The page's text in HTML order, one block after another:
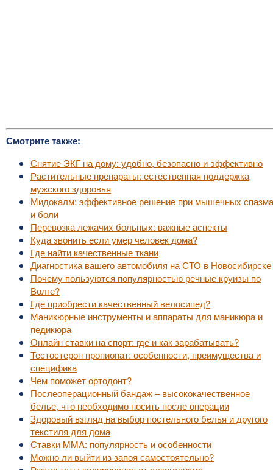
Смотрите также:
Снятие ЭКГ на дому: удобно, безопасно и эффективно
Растительные препараты: естественная поддержка
мужского здоровья
Мидокалм: эффективное решение при мышечных
и боли
Перевозка лежачих больных: важные аспекты
Куда звонить если умер человек дома?
Где найти качественные ткани
Диагностика вашего автомобиля на СТО в Новосибирске
Почему пользуются популярностью речные круизы по
Волге?
Где приобрести качественный велосипед?
Маникюрные инструменты и аппараты для маникюра и
педикюра
Онлайн ставки на спорт: где и как зарабатывать?
Тестостерон пропионат: особенности, преимущества и
специфика
Чем поможет ортодонт?
Послеоперационный бандаж – высококачественное
белье, что необходимо носить после операции
Здоровый взгляд на выбор постельного белья и другого
текстиля для дома
Ставки MMA: популярность и особенности
Можно ли выйти из запоя самостоятельно?